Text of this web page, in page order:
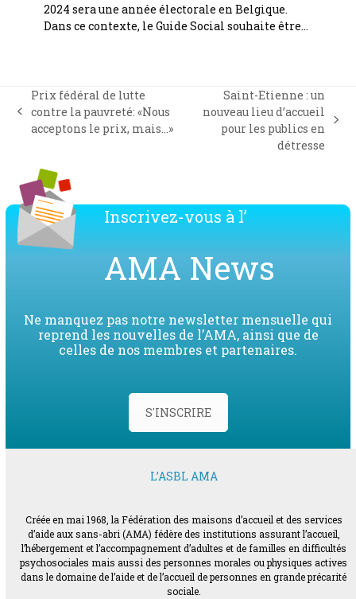
2024 sera une année électorale en Belgique.
Dans ce contexte, le Guide Social souhaite être…
previous
post:
Prix fédéral de lutte
contre la pauvreté: «Nous
acceptons le prix, mais…»
Saint-Etienne : un
nouveau lieu d’accueil
pour les publics en
détresse
Inscrivez-vous à l’
AMA News
Ne manquez pas notre newsletter mensuelle qui
reprend les nouvelles de l’AMA, ainsi que de
celles de nos membres et partenaires.
S'INSCRIRE
L’ASBL AMA
Créée en mai 1968, la Fédération des maisons d’accueil et des services
d’aide aux sans-abri (AMA) fédère des institutions assurant l’accueil,
l’hébergement et l’accompagnement d’adultes et de familles en difficultés
psychosociales mais aussi des personnes morales ou physiques actives
dans le domaine de l’aide et de l’accueil de personnes en grande précarité
sociale.